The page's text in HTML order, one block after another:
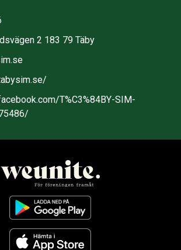
2 183 79 Täby
T%C3%84BY-SIM-